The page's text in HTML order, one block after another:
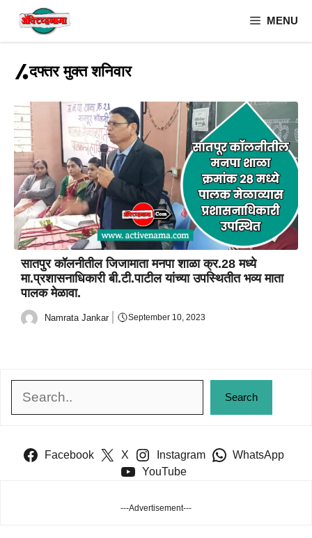
MENU
दफ्तर मुक्त शनिवार
सातपुर कॉलनीतील जिजामाता मनपा शाळा क्र.28 मध्ये
मा.प्रशासनाधिकारी बी.टी.पाटील यांच्या उपस्थितीत भव्य माता
पालक मेळावा.
Namrata Jankar September 10, 2023
Search
Search
Facebook X Instagram
WhatsApp
YouTube
---Advertisement---